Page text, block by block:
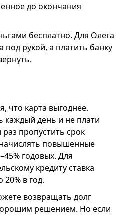
до окончания
бесплатно. Для Олега
под рукой, а платить банку
что карта выгоднее.
каждый день и не плати
пропустить срок
повышенные
годовых. Для
кредиту ставка
20% в год.
возвращать долг
решением. Но если